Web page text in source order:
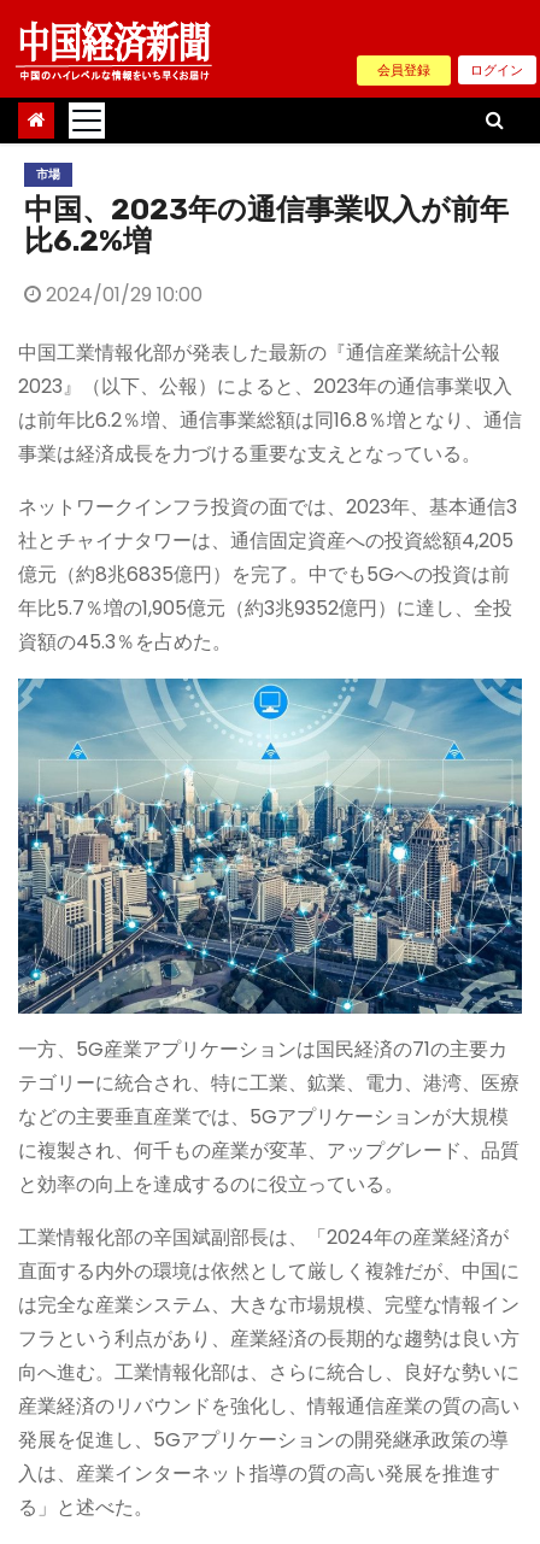
Skip
content
会員登録 ログイン
市場
中国、2023年の通信事業収入が前年
比6.2%増
2024/01/29 10:00
中国工業情報化部が発表した最新の『通信産業統計公報
2023』（以下、公報）によると、2023年の通信事業収入
は前年比6.2％増、通信事業総額は同16.8％増となり、通信
事業は経済成長を力づける重要な支えとなっている。
ネットワークインフラ投資の面では、2023年、基本通信3
社とチャイナタワーは、通信固定資産への投資総額4,205
億元（約8兆6835億円）を完了。中でも5Gへの投資は前
年比5.7％増の1,905億元（約3兆9352億円）に達し、全投
資額の45.3％を占めた。
一方、5G産業アプリケーションは国民経済の71の主要カ
テゴリーに統合され、特に工業、鉱業、電力、港湾、医療
などの主要垂直産業では、5Gアプリケーションが大規模
に複製され、何千もの産業が変革、アップグレード、品質
と効率の向上を達成するのに役立っている。
工業情報化部の辛国斌副部長は、「2024年の産業経済が
直面する内外の環境は依然として厳しく複雑だが、中国に
は完全な産業システム、大きな市場規模、完璧な情報イン
フラという利点があり、産業経済の長期的な趨勢は良い方
向へ進む。工業情報化部は、さらに統合し、良好な勢いに
産業経済のリバウンドを強化し、情報通信産業の質の高い
発展を促進し、5Gアプリケーションの開発継承政策の導
入は、産業インターネット指導の質の高い発展を推進す
る」と述べた。